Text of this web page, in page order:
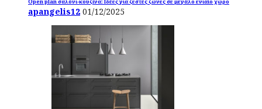
Open plan σαλόνι-κουζίνα: Ιδέες για ζεστές ζώνες σε μεγάλο ενιαίο χώρο
apangelis12 01/12/2025